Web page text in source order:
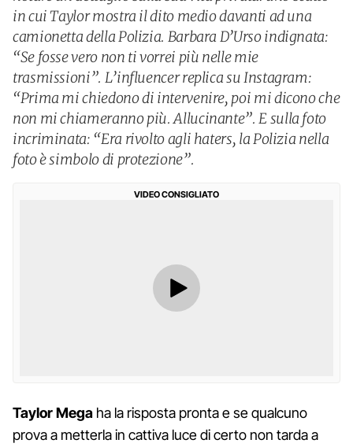
in cui Taylor mostra il dito medio davanti ad una
camionetta della Polizia. Barbara D’Urso indignata:
“Se fosse vero non ti vorrei più nelle mie
trasmissioni”. L’influencer replica su Instagram:
“Prima mi chiedono di intervenire, poi mi dicono che
non mi chiameranno più. Allucinante”. E sulla foto
incriminata: “Era rivolto agli haters, la Polizia nella
foto è simbolo di protezione”.
VIDEO CONSIGLIATO
Taylor Mega ha la risposta pronta e se qualcuno
prova a metterla in cattiva luce di certo non tarda a